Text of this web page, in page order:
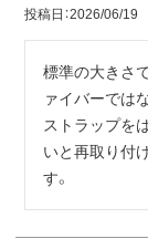
投稿日 2026/06/19
標準の大きさ
ァイバーでは
ストラップを
いと再取り付
す。